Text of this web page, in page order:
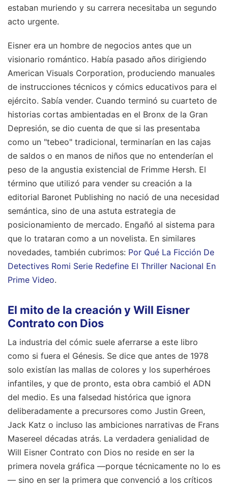
estaban muriendo y su carrera necesitaba un segundo
acto urgente.
Eisner era un hombre de negocios antes que un
visionario romántico. Había pasado años dirigiendo
American Visuals Corporation, produciendo manuales
de instrucciones técnicos y cómics educativos para el
ejército. Sabía vender. Cuando terminó su cuarteto de
historias cortas ambientadas en el Bronx de la Gran
Depresión, se dio cuenta de que si las presentaba
como un "tebeo" tradicional, terminarían en las cajas
de saldos o en manos de niños que no entenderían el
peso de la angustia existencial de Frimme Hersh. El
término que utilizó para vender su creación a la
editorial Baronet Publishing no nació de una necesidad
semántica, sino de una astuta estrategia de
posicionamiento de mercado. Engañó al sistema para
que lo trataran como a un novelista. En similares
novedades, también cubrimos: Por Qué La Ficción De
Detectives Romi Serie Redefine El Thriller Nacional En
Prime Video.
El mito de la creación y Will Eisner
Contrato con Dios
La industria del cómic suele aferrarse a este libro
como si fuera el Génesis. Se dice que antes de 1978
solo existían las mallas de colores y los superhéroes
infantiles, y que de pronto, esta obra cambió el ADN
del medio. Es una falsedad histórica que ignora
deliberadamente a precursores como Justin Green,
Jack Katz o incluso las ambiciones narrativas de Frans
Masereel décadas atrás. La verdadera genialidad de
Will Eisner Contrato con Dios no reside en ser la
primera novela gráfica —porque técnicamente no lo es
— sino en ser la primera que convenció a los críticos